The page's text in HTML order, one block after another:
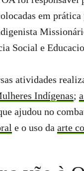
em
Social e
atividades
Indígenas;
ajudou no
e o uso da arte